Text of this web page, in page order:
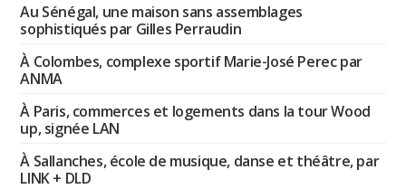
Au Sénégal, une maison sans assemblages
sophistiqués par Gilles Perraudin
À Colombes, complexe sportif Marie-José Perec par
ANMA
À Paris, commerces et logements dans la tour Wood
up, signée LAN
À Sallanches, école de musique, danse et théâtre, par
LINK + DLD